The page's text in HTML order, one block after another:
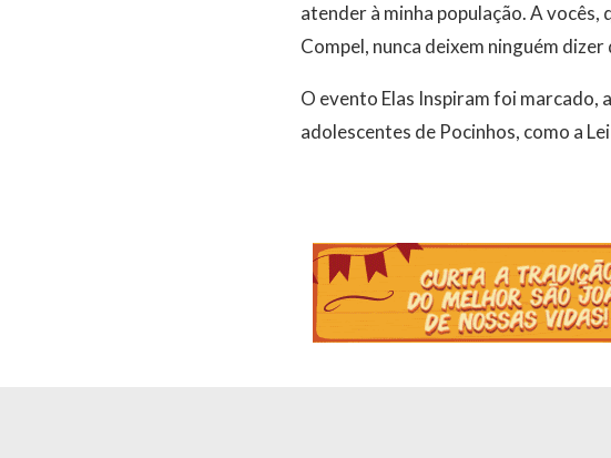
atender à minha população. A
Compel, nunca deixem ninguém
O evento Elas Inspiram foi marcado,
adolescentes de Pocinhos, como a